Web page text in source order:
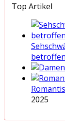
Top Artikel
betroffen
2025